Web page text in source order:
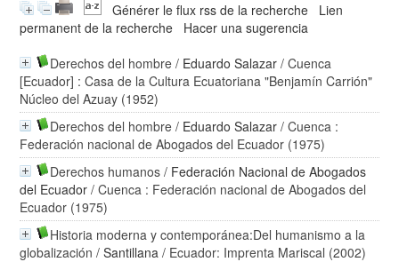
Générer le flux rss de la recherche
Lien
permanent de la recherche
Hacer una sugerencia
Derechos del hombre / Eduardo Salazar / Cuenca
[Ecuador] : Casa de la Cultura Ecuatoriana "Benjamín Carrión"
Núcleo del Azuay (1952)
Derechos del hombre / Eduardo Salazar / Cuenca :
Federación nacional de Abogados del Ecuador (1975)
Derechos humanos / Federación Nacional de Abogados
del Ecuador / Cuenca : Federación nacional de Abogados del
Ecuador (1975)
Historia moderna y contemporánea:Del humanismo a la
globalización /Santillana / Ecuador: Imprenta Mariscal (2002)